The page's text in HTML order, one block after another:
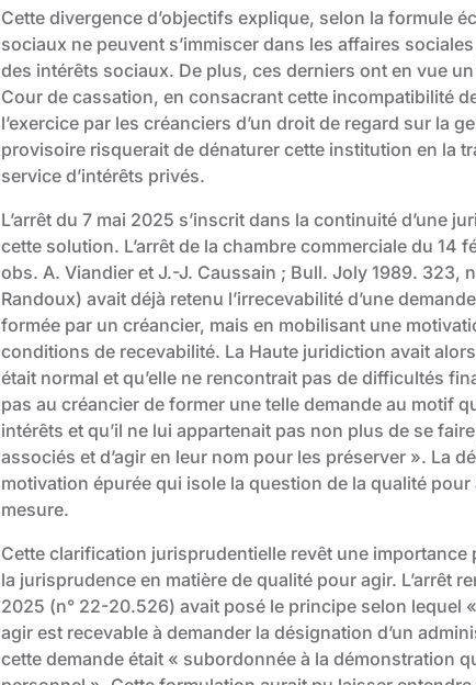
Cette divergence d’objectifs explique, selon la formule
sociaux ne peuvent s’immiscer dans les affaires
des intérêts sociaux. De plus, ces derniers ont en vue
Cour de cassation, en consacrant cette incompatibilité
l’exercice par les créanciers d’un droit de regard sur la
provisoire risquerait de dénaturer cette institution en la
service d’intérêts privés.
L’arrêt du 7 mai 2025 s’inscrit dans la continuité d’une
cette solution. L’arrêt de la chambre commerciale du 14
obs. A. Viandier et J.-J. Caussain ; Bull. Joly 1989. 323,
Randoux) avait déjà retenu l’irrecevabilité d’une
formée par un créancier, mais en mobilisant une
conditions de recevabilité. La Haute juridiction avait
était normal et qu’elle ne rencontrait pas de difficultés
pas au créancier de former une telle demande au motif
intérêts et qu’il ne lui appartenait pas non plus de se
associés et d’agir en leur nom pour les préserver ». La
motivation épurée qui isole la question de la qualité
mesure.
Cette clarification jurisprudentielle revêt une importance
la jurisprudence en matière de qualité pour agir. L’arrêt
2025 (n° 22-20.526) avait posé le principe selon lequel
agir est recevable à demander la désignation d’un
cette demande était « subordonnée à la démonstration